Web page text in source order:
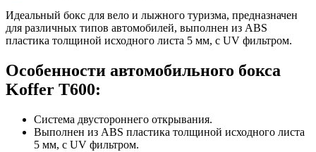
Идеальный бокс для вело и лыжного туризма, предназначен
для различных типов автомобилей, выполнен из ABS
пластика толщиной исходного листа 5 мм, с UV фильтром.
Особенности автомобильного бокса
Koffer T600:
Система двустороннего открывания.
Выполнен из ABS пластика толщиной исходного листа
5 мм, с UV фильтром.